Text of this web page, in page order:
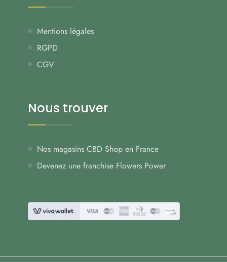
Mentions légales
RGPD
CGV
Nous trouver
Nos magasins CBD Shop en France
Devenez une franchise Flowers Power